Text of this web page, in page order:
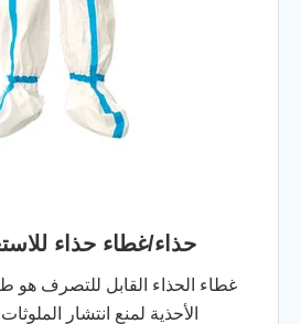
حذاء/غطاء حذاء
غطاء الحذاء القابل للتصرف هو
الأحذية لمنع انتشار